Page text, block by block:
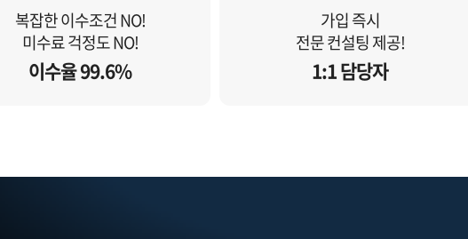
복잡한 이수조건 NO!
미수료 걱정도 NO!
이수율 99.6%
가입 즉시
전문 컨설팅 제공!
1:1 담당자